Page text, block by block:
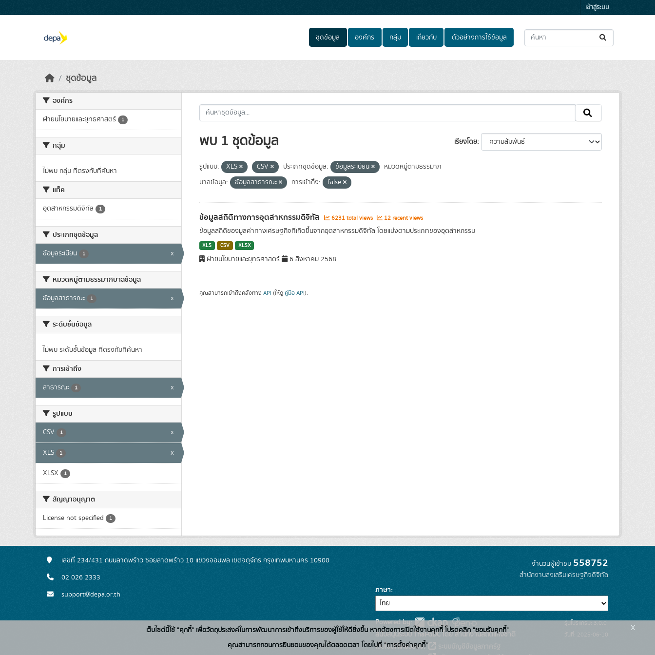
เข้าสู่ระบบ
ชุดข้อมูล องค์กร กลุ่ม เกี่ยวกับ ตัวอย่างการใช้ข้อมูล
ชุดข้อมูล
องค์กร
ฝ่ายนโยบายและยุทธศาสตร์ 1
กลุ่ม
ไม่พบ กลุ่ม ที่ตรงกับที่ค้นหา
แท็ค
อุตสาหกรรมดิจิทัล 1
ประเภทชุดข้อมูล
ข้อมูลระเบียน 1 x
หมวดหมู่ตามธรรมาภิบาลข้อมูล
ข้อมูลสาธารณะ 1 x
ระดับชั้นข้อมูล
ไม่พบ ระดับชั้นข้อมูล ที่ตรงกับที่ค้นหา
การเข้าถึง
สาธารณะ 1 x
รูปแบบ
CSV 1 x
XLS 1 x
XLSX 1
สัญญาอนุญาต
License not specified 1
เรียงโดย
พบ 1 ชุดข้อมูล
รูปแบบ: XLS CSV ประเภทชุดข้อมูล: ข้อมูลระเบียน
หมวดหมู่ตามธรรมาภิ
บาลข้อมูล:
ข้อมูลสาธารณะ การเข้าถึง: false
ข้อมูลสถิติทางการอุตสาหกรรมดิจิทัล 6231 total views 12 recent views
ข้อมูลสถิติของมูลค่าทางเศรษฐกิจที่เกิดขึ้นจากอุตสาหกรรมดิจิทัล โดยแบ่งตามประเภทของอุตสาหกรรม
XLS CSV XLSX
ฝ่ายนโยบายและยุทธศาสตร์ 6 สิงหาคม 2568
คุณสามารถเข้าถึงคลังทาง API (ให้ดู คู่มือ API).
เลขที่ 234/431 ถนนลาดพร้าว ซอยลาดพร้าว 10 แขวงจอมพล เขตจตุจักร กรุงเทพมหานคร 10900
02 026 2333
support@depa.or.th
จำนวนผู้เข้าชม 558752
สำนักงานส่งเสริมเศรษฐกิจดิจิทัล
ภาษา
Powered by:
สนับสนุนระบบ Thai-GDC โดย สำนักงานสถิติแห่งชาติ
เว็บไซต์ที่เกี่ยวข้อง:
รุ่นโปรแกรม: 3.0.0
วันที่: 2025-06-10
เว็บไซต์นี้ใช้ "คุกกี้" เพื่อวัตถุประสงค์ในการพัฒนาการเข้าถึงบริการของผู้ใช้ให้ดียิ่งขึ้น หากต้องการเปิดใช้งานคุกกี้ โปรดคลิก "ยอมรับคุกกี้"
คุณสามารถถอนการยินยอมของคุณได้ตลอดเวลา โดยไปที่ "การตั้งค่าคุกกี้"
x